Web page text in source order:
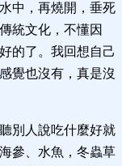
中，再燒開，垂死
統文化，不懂因
的了。我回想自己
覺也沒有，真是沒
別人說吃什麼好就
參、水魚，冬蟲草